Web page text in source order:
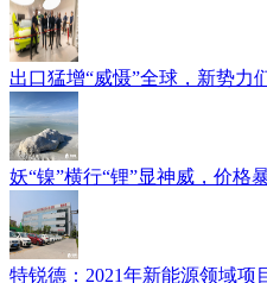
出口猛增“威慑”全球，新势力
妖“镍”横行“锂”显神威，价格
特锐德：2021年新能源领域项